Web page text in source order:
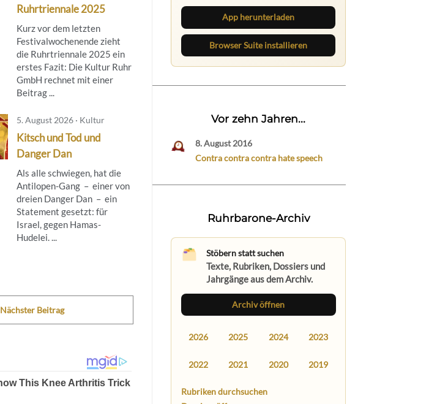
Ruhrtriennale 2025
Kurz vor dem letzten
Festivalwochenende zieht
die Ruhrtriennale 2025 ein
erstes Fazit: Die Kultur Ruhr
GmbH rechnet mit einer
Beitrag ...
5. August 2026 · Kultur
Kitsch und Tod und
Danger Dan
Als alle schwiegen, hat die
Antilopen-Gang – einer von
dreien Danger Dan – ein
Statement gesetzt: für
Israel, gegen Hamas-
Hudelei. ...
Nächster Beitrag
App herunterladen
Browser Suite installieren
Vor zehn Jahren...
8. August 2016
Contra contra contra hate speech
Ruhrbarone-Archiv
Stöbern statt suchen
Texte, Rubriken, Dossiers und
Jahrgänge aus dem Archiv.
Archiv öffnen
2026 2025 2024 2023
2022 2021 2020 2019
Rubriken durchsuchen